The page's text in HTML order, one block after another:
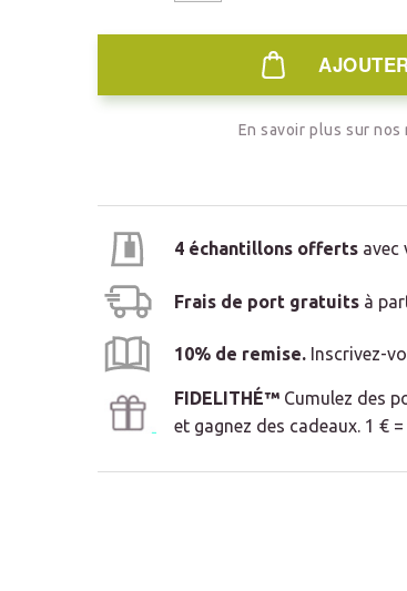
En savoir plus sur
4 échantillons offerts avec
Frais de port gratuits à
10% de remise. Inscrivez-
FIDELITHÉ™ Cumulez des
et gagnez des cadeaux. 1 €